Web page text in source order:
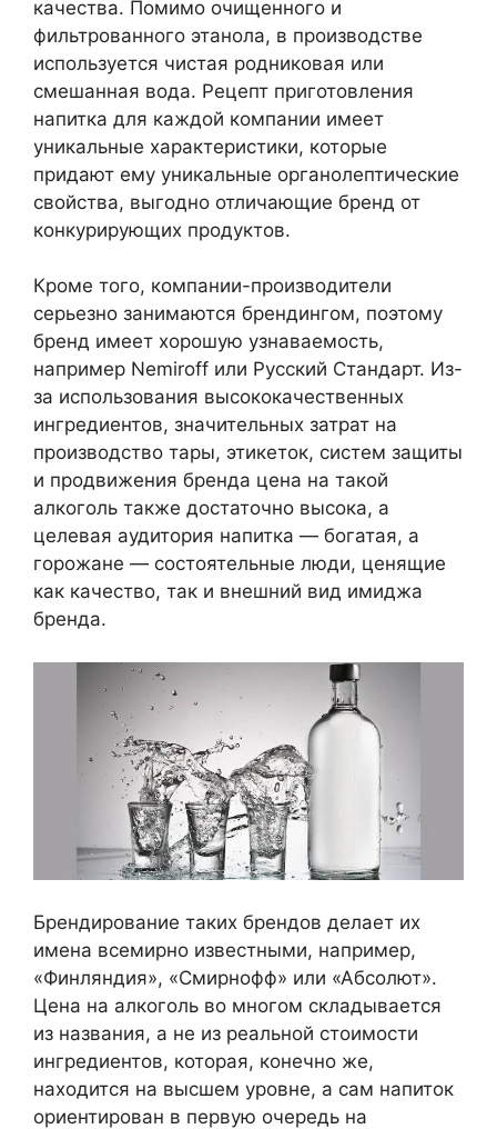
качества. Помимо очищенного и
фильтрованного этанола, в производстве
используется чистая родниковая или
смешанная вода. Рецепт приготовления
напитка для каждой компании имеет
уникальные характеристики, которые
придают ему уникальные органолептические
свойства, выгодно отличающие бренд от
конкурирующих продуктов.
Кроме того, компании-производители
серьезно занимаются брендингом, поэтому
бренд имеет хорошую узнаваемость,
например Nemiroff или Русский Стандарт. Из-
за использования высококачественных
ингредиентов, значительных затрат на
производство тары, этикеток, систем защиты
и продвижения бренда цена на такой
алкоголь также достаточно высока, а
целевая аудитория напитка — богатая, а
горожане — состоятельные люди, ценящие
как качество, так и внешний вид имиджа
бренда.
Брендирование таких брендов делает их
имена всемирно известными, например,
«Финляндия», «Смирнофф» или «Абсолют».
Цена на алкоголь во многом складывается
из названия, а не из реальной стоимости
ингредиентов, которая, конечно же,
находится на высшем уровне, а сам напиток
ориентирован в первую очередь на